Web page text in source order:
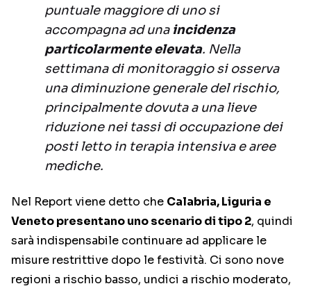
puntuale maggiore di uno si
accompagna ad unaincidenza
particolarmente elevata. Nella
settimana di monitoraggio si osserva
una diminuzione generale del rischio,
principalmente dovuta a una lieve
riduzione nei tassi di occupazione dei
posti letto in terapia intensiva e aree
mediche.
Nel Report viene detto che Calabria, Liguria e
Veneto presentano uno scenario di tipo 2, quindi
sarà indispensabile continuare ad applicare le
misure restrittive dopo le festività. Ci sono nove
regioni a rischio basso, undici a rischio moderato,